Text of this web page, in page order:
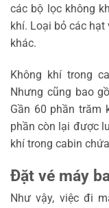
các bộ lọc không
khí. Loại bỏ các
khác.
Không khí trong
Nhưng cũng bao
Gần 60 phần trăm
phần còn lại được
khí trong cabin
Đặt vé máy
Như vậy, việc đi